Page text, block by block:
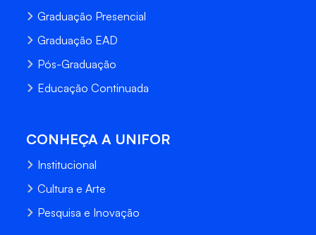
Graduação Presencial
Graduação EAD
Pós-Graduação
Educação Continuada
CONHEÇA A UNIFOR
Institucional
Cultura e Arte
Pesquisa e Inovação